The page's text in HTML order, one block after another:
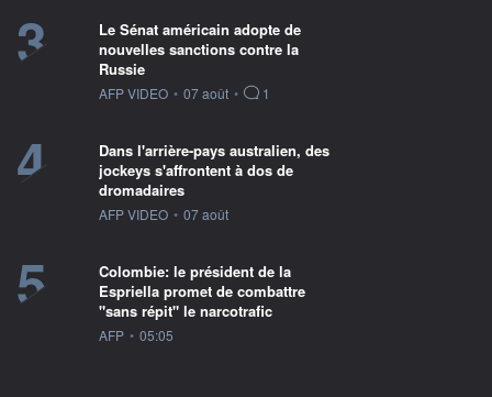
3
Le Sénat américain adopte de
nouvelles sanctions contre la
Russie
information fournie par
AFP VIDEO • 07 août • 1
4
Dans l'arrière-pays australien, des
jockeys s'affrontent à dos de
dromadaires
information fournie par
AFP VIDEO • 07 août
5
Colombie: le président de la
Espriella promet de combattre
"sans répit" le narcotrafic
information fournie par
AFP • 05:05